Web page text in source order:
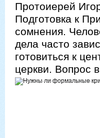
Протоиерей
Подготовка к
сомнения.
дела часто
готовиться к
церкви. Вопрос